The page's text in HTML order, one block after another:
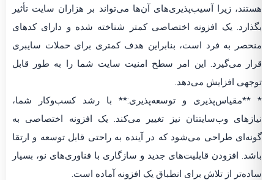
هستند، زیرا آسیب‌پذیری‌های آن‌ها می‌تواند بر هزاران سایت تأثیر
بگذارد. یک افزونه اختصاصی کمتر شناخته شده و دارای کدهای
منحصر به فرد است، بنابراین هدف کمتری برای حملات سایبری
قرار می‌گیرد. این امر سطح امنیت سایت شما را به طور قابل
توجهی افزایش می‌دهد.
* **مقیاس‌پذیری و توسعه‌پذیری:** با رشد کسب‌وکار شما،
نیازهای وب‌سایتتان نیز تغییر می‌کند. یک افزونه اختصاصی به
گونه‌ای طراحی می‌شود که در آینده به راحتی قابل توسعه و ارتقا
باشد. افزودن قابلیت‌های جدید و سازگاری با فناوری‌های نو، بسیار
ساده‌تر از تلاش برای انطباق یک افزونه آماده است.